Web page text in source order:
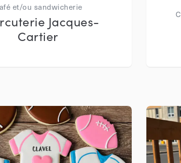
et/ou sandwicherie
Jacques-
Cartier